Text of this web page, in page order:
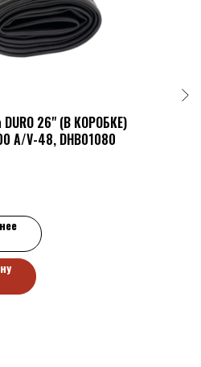
26" (В КОРОБКЕ)
A/V-48, DHB01080